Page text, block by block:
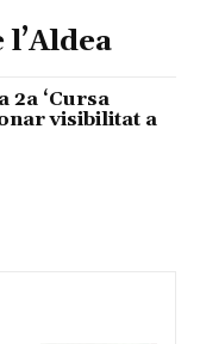
2a ‘Cursa
visibilitat a